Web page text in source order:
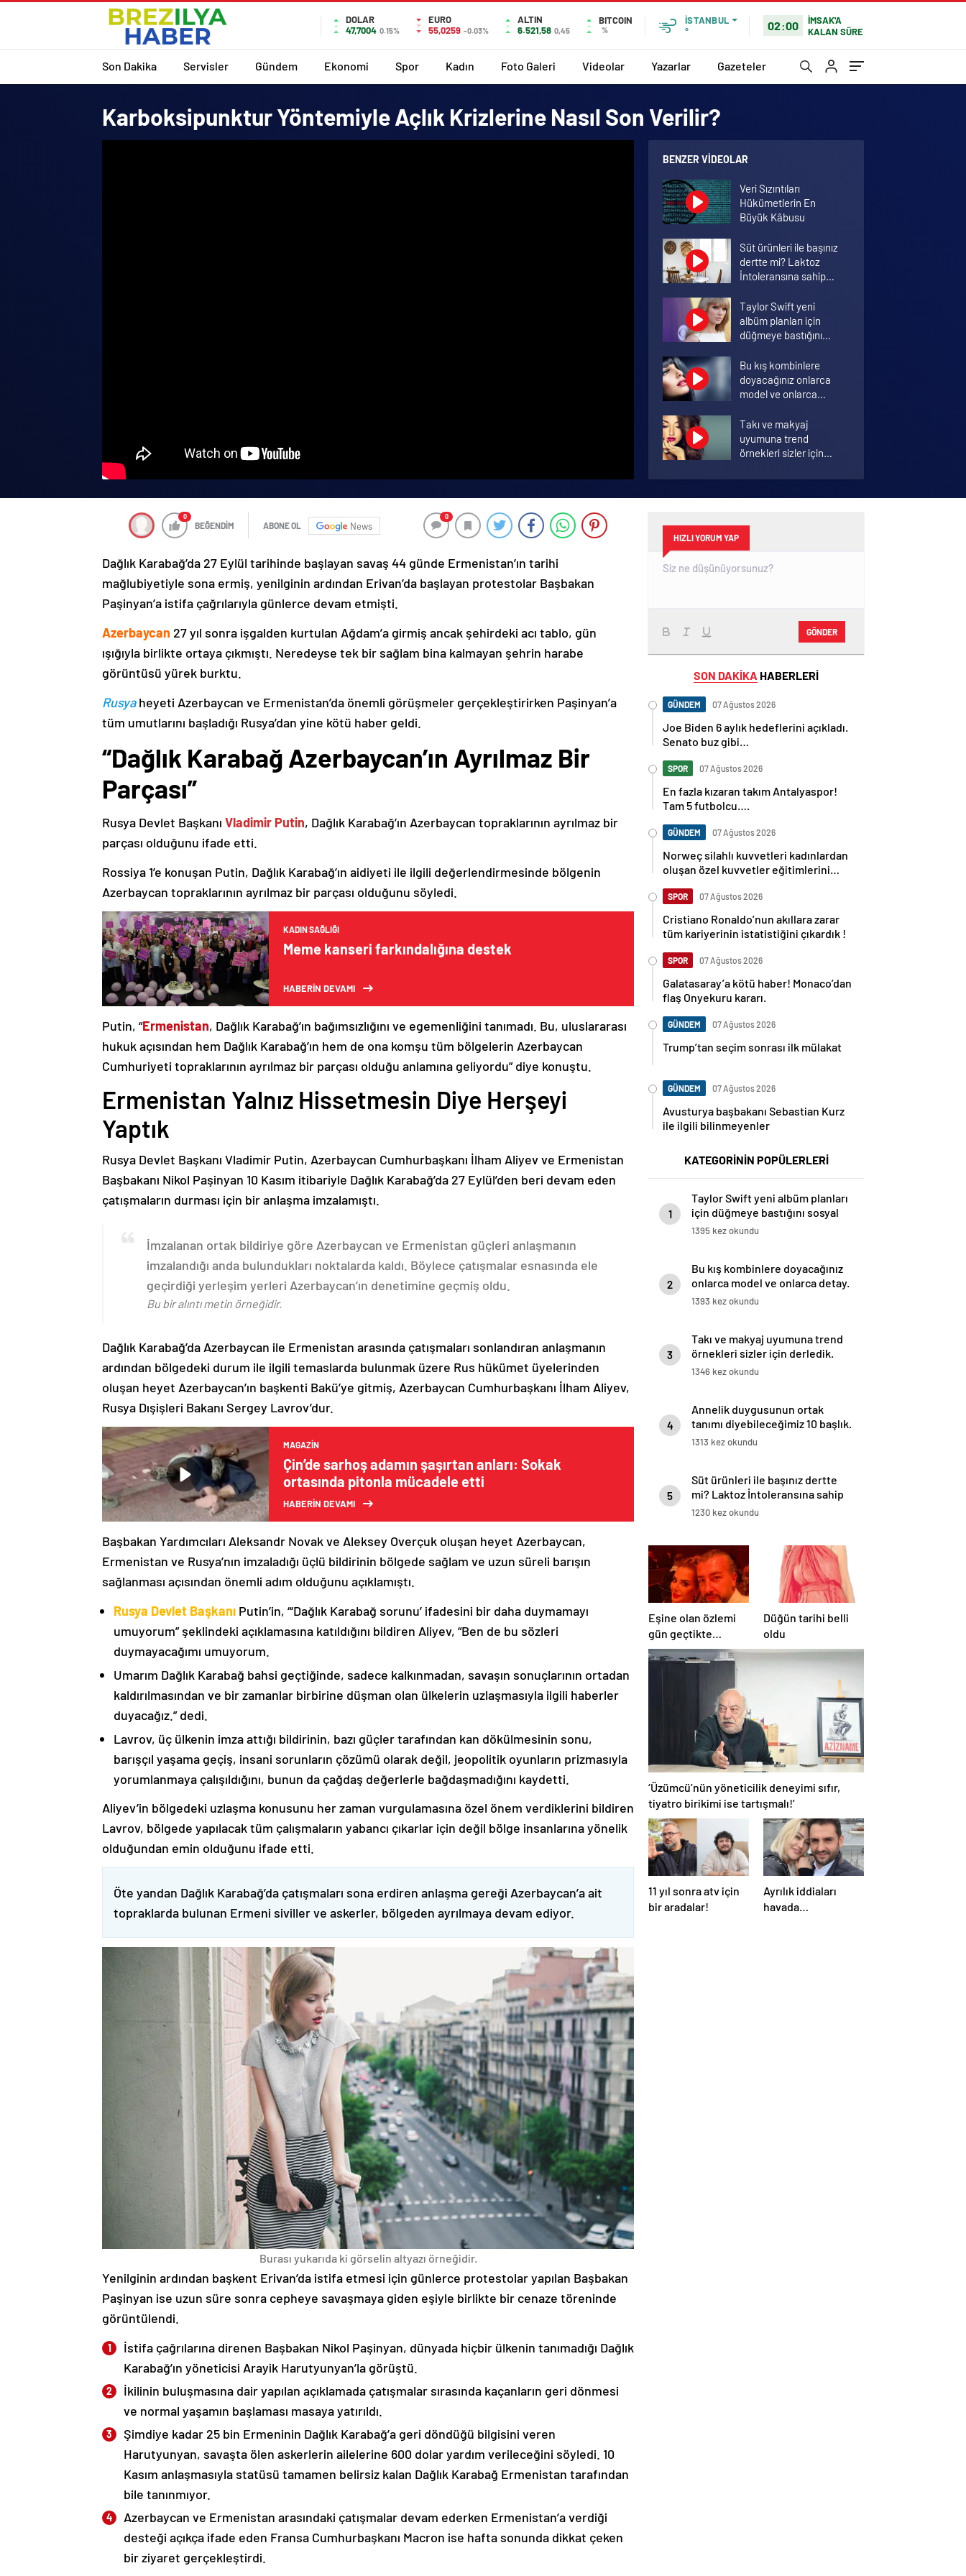
DOLAR
47,7004 0.15%
EURO
55,0259 -0.03%
ALTIN
6.521,58 0,45
BITCOIN
%
İSTANBUL
°
02:00
İMSAK'A
KALAN SÜRE
Son Dakika Servisler Gündem Ekonomi Spor Kadın Foto Galeri Videolar Yazarlar Gazeteler
Karboksipunktur Yöntemiyle Açlık Krizlerine Nasıl Son Verilir?
BENZER VIDEOLAR
Veri Sızıntıları
Hükümetlerin En
Büyük Kâbusu
Süt ürünleri ile başınız
dertte mi? Laktoz
İntoleransına sahip
Taylor Swift yeni
albüm planları için
düğmeye bastığını
duyurdu!
Bu kış kombinlere
doyacağınız onlarca
model ve onlarca
Takı ve makyaj
uyumuna trend
örnekleri sizler için
Annelik duygusunun
ortak tanımı
başlık.
0
BEĞENDİM ABONE OL News
0
Dağlık Karabağ’da 27 Eylül tarihinde başlayan savaş 44 günde Ermenistan’ın tarihi
mağlubiyetiyle sona ermiş, yenilginin ardından Erivan’da başlayan protestolar Başbakan
Paşinyan’a istifa çağrılarıyla günlerce devam etmişti.
Azerbaycan 27 yıl sonra işgalden kurtulan Ağdam’a girmiş ancak şehirdeki acı tablo, gün
ışığıyla birlikte ortaya çıkmıştı. Neredeyse tek bir sağlam bina kalmayan şehrin harabe
görüntüsü yürek burktu.
Rusyaheyeti Azerbaycan ve Ermenistan’da önemli görüşmeler gerçekleştirirken Paşinyan’a
tüm umutlarını başladığı Rusya’dan yine kötü haber geldi.
“Dağlık Karabağ Azerbaycan’ın Ayrılmaz Bir
Parçası”
Rusya Devlet Başkanı Vladimir Putin, Dağlık Karabağ’ın Azerbaycan topraklarının ayrılmaz bir
parçası olduğunu ifade etti.
Rossiya 1’e konuşan Putin, Dağlık Karabağ’ın aidiyeti ile ilgili değerlendirmesinde bölgenin
Azerbaycan topraklarının ayrılmaz bir parçası olduğunu söyledi.
KADIN SAĞLIĞI
Meme kanseri farkındalığına destek
HABERİN DEVAMI
Putin, “Ermenistan, Dağlık Karabağ’ın bağımsızlığını ve egemenliğini tanımadı. Bu, uluslararası
hukuk açısından hem Dağlık Karabağ’ın hem de ona komşu tüm bölgelerin Azerbaycan
Cumhuriyeti topraklarının ayrılmaz bir parçası olduğu anlamına geliyordu” diye konuştu.
Ermenistan Yalnız Hissetmesin Diye Herşeyi
Yaptık
Rusya Devlet Başkanı Vladimir Putin, Azerbaycan Cumhurbaşkanı İlham Aliyev ve Ermenistan
Başbakanı Nikol Paşinyan 10 Kasım itibariyle Dağlık Karabağ’da 27 Eylül’den beri devam eden
çatışmaların durması için bir anlaşma imzalamıştı.
İmzalanan ortak bildiriye göre Azerbaycan ve Ermenistan güçleri anlaşmanın
imzalandığı anda bulundukları noktalarda kaldı. Böylece çatışmalar esnasında ele
geçirdiği yerleşim yerleri Azerbaycan’ın denetimine geçmiş oldu.
Bu bir alıntı metin örneğidir.
Dağlık Karabağ’da Azerbaycan ile Ermenistan arasında çatışmaları sonlandıran anlaşmanın
ardından bölgedeki durum ile ilgili temaslarda bulunmak üzere Rus hükümet üyelerinden
oluşan heyet Azerbaycan’ın başkenti Bakü’ye gitmiş, Azerbaycan Cumhurbaşkanı İlham Aliyev,
Rusya Dışişleri Bakanı Sergey Lavrov’dur.
MAGAZIN
Çin’de sarhoş adamın şaşırtan anları: Sokak
ortasında pitonla mücadele etti
HABERİN DEVAMI
Başbakan Yardımcıları Aleksandr Novak ve Aleksey Overçuk oluşan heyet Azerbaycan,
Ermenistan ve Rusya’nın imzaladığı üçlü bildirinin bölgede sağlam ve uzun süreli barışın
sağlanması açısından önemli adım olduğunu açıklamıştı.
Rusya Devlet Başkanı Putin’in, “‘Dağlık Karabağ sorunu’ ifadesini bir daha duymamayı
umuyorum” şeklindeki açıklamasına katıldığını bildiren Aliyev, “Ben de bu sözleri
duymayacağımı umuyorum.
Umarım Dağlık Karabağ bahsi geçtiğinde, sadece kalkınmadan, savaşın sonuçlarının ortadan
kaldırılmasından ve bir zamanlar birbirine düşman olan ülkelerin uzlaşmasıyla ilgili haberler
duyacağız.” dedi.
Lavrov, üç ülkenin imza attığı bildirinin, bazı güçler tarafından kan dökülmesinin sonu,
barışçıl yaşama geçiş, insani sorunların çözümü olarak değil, jeopolitik oyunların prizmasıyla
yorumlanmaya çalışıldığını, bunun da çağdaş değerlerle bağdaşmadığını kaydetti.
Aliyev’in bölgedeki uzlaşma konusunu her zaman vurgulamasına özel önem verdiklerini bildiren
Lavrov, bölgede yapılacak tüm çalışmaların yabancı çıkarlar için değil bölge insanlarına yönelik
olduğundan emin olduğunu ifade etti.
Öte yandan Dağlık Karabağ’da çatışmaları sona erdiren anlaşma gereği Azerbaycan’a ait
topraklarda bulunan Ermeni siviller ve askerler, bölgeden ayrılmaya devam ediyor.
Burası yukarıda ki görselin altyazı örneğidir.
Yenilginin ardından başkent Erivan’da istifa etmesi için günlerce protestolar yapılan Başbakan
Paşinyan ise uzun süre sonra cepheye savaşmaya giden eşiyle birlikte bir cenaze töreninde
görüntülendi.
İstifa çağrılarına direnen Başbakan Nikol Paşinyan, dünyada hiçbir ülkenin tanımadığı Dağlık
Karabağ’ın yöneticisi Arayik Harutyunyan’la görüştü.
İkilinin buluşmasına dair yapılan açıklamada çatışmalar sırasında kaçanların geri dönmesi
ve normal yaşamın başlaması masaya yatırıldı.
Şimdiye kadar 25 bin Ermeninin Dağlık Karabağ’a geri döndüğü bilgisini veren
Harutyunyan, savaşta ölen askerlerin ailelerine 600 dolar yardım verileceğini söyledi. 10
Kasım anlaşmasıyla statüsü tamamen belirsiz kalan Dağlık Karabağ Ermenistan tarafından
bile tanınmıyor.
Azerbaycan ve Ermenistan arasındaki çatışmalar devam ederken Ermenistan’a verdiği
desteği açıkça ifade eden Fransa Cumhurbaşkanı Macron ise hafta sonunda dikkat çeken
bir ziyaret gerçekleştirdi.
HIZLI YORUM YAP
GÖNDER
SON DAKİKA HABERLERİ
GÜNDEM 07 Ağustos 2026
Joe Biden 6 aylık hedeflerini açıkladı.
Senato buz gibi…
SPOR 07 Ağustos 2026
En fazla kızaran takım Antalyaspor!
Tam 5 futbolcu….
GÜNDEM 07 Ağustos 2026
Norweç silahlı kuvvetleri kadınlardan
oluşan özel kuvvetler eğitimlerini
SPOR 07 Ağustos 2026
Cristiano Ronaldo’nun akıllara zarar
tüm kariyerinin istatistiğini çıkardık !
SPOR 07 Ağustos 2026
Galatasaray’a kötü haber! Monaco’dan
flaş Onyekuru kararı.
GÜNDEM 07 Ağustos 2026
Trump’tan seçim sonrası ilk mülakat
GÜNDEM 07 Ağustos 2026
Avusturya başbakanı Sebastian Kurz
ile ilgili bilinmeyenler
KATEGORİNİN POPÜLERLERİ
1
Taylor Swift yeni albüm planları
için düğmeye bastığını sosyal
medyadan duyurdu!
1395 kez okundu
2
Bu kış kombinlere doyacağınız
onlarca model ve onlarca detay.
1393 kez okundu
3
Takı ve makyaj uyumuna trend
örnekleri sizler için derledik.
1346 kez okundu
4
Annelik duygusunun ortak
tanımı diyebileceğimiz 10 başlık.
1313 kez okundu
5
Süt ürünleri ile başınız dertte
mi? Laktoz İntoleransına sahip
olabilirsiniz!
1230 kez okundu
Eşine olan özlemi
gün geçtikte
artıyor… İlker
Sünneli’den yürek
paylaşımı: Bir gün
buluşacağız…
Düğün tarihi belli
oldu
‘Üzümcü’nün yöneticilik deneyimi sıfır,
tiyatro birikimi ise tartışmalı!’
11 yıl sonra atv için
bir aradalar!
Ayrılık iddiaları
havada